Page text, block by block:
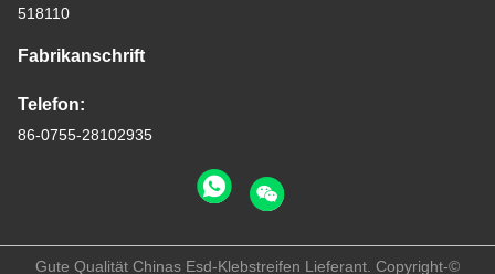
518110
Fabrikanschrift
Telefon:
86-0755-28102935
Gute Qualität Chinas Esd-Klebstreifen Lieferant. Copyright-©